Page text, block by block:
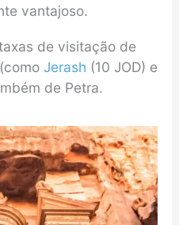
vantajoso.
de visitação de
Jerash (10 JOD) e
de Petra.